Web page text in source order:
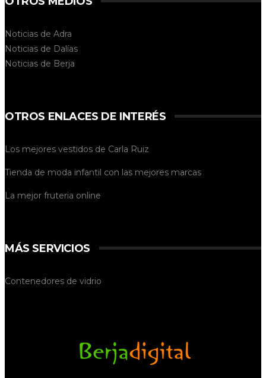
Noticias de Adra
Noticias de Dalías
Noticias de Berja
OTROS ENLACES DE INTERÉS
Los mejores vestidos de Carla Ruiz
Tienda de moda infantil con las mejores marcas
La mejor fruteria online
MÁS SERVICIOS
Contenedores de vidrio